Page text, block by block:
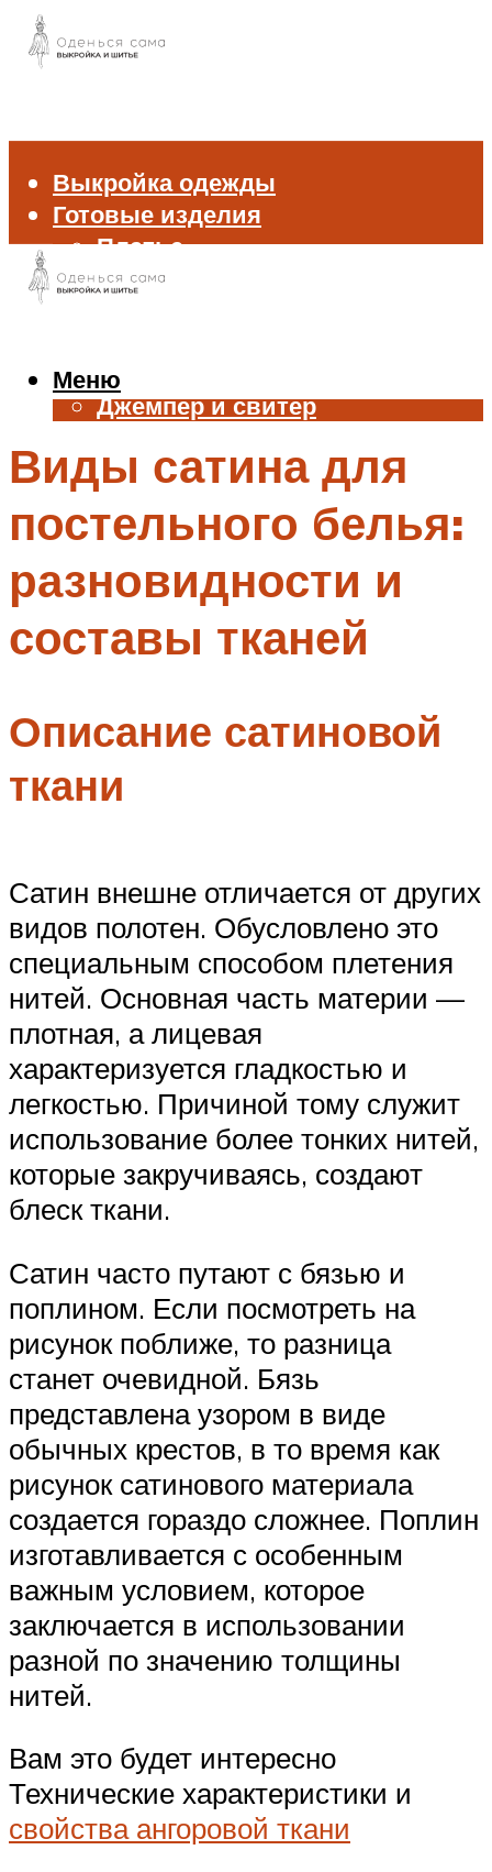
Выкройка одежды
Готовые изделия
Платье
Брюки
Жилет
Джемпер и свитер
Аксессуары
Меню
Меню
Виды сатина для
постельного белья:
разновидности и
составы тканей
Описание сатиновой
ткани
Сатин внешне отличается от других
видов полотен. Обусловлено это
специальным способом плетения
нитей. Основная часть материи —
плотная, а лицевая
характеризуется гладкостью и
легкостью. Причиной тому служит
использование более тонких нитей,
которые закручиваясь, создают
блеск ткани.
Сатин часто путают с бязью и
поплином. Если посмотреть на
рисунок поближе, то разница
станет очевидной. Бязь
представлена узором в виде
обычных крестов, в то время как
рисунок сатинового материала
создается гораздо сложнее. Поплин
изготавливается с особенным
важным условием, которое
заключается в использовании
разной по значению толщины
нитей.
Вам это будет интересно
Технические характеристики и
свойства ангоровой ткани